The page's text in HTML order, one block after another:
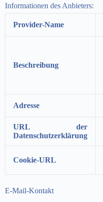
Informationen des Anbieters:
Provider-Name
Beschreibung
Adresse
URL der
Datenschutzerklärung
Cookie-URL
E-Mail-Kontakt